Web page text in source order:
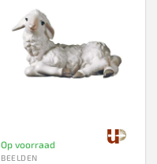
Op voorraad
BEELDEN